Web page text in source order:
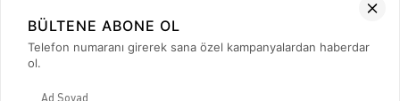
Mesafeli Satış Sözleşmesi
Ön Bilgilendirme Formu
Kargo Takip
BÜLTENE ABONE OL
Telefon numaranı girerek sana özel kampanyalardan haberdar
ol.